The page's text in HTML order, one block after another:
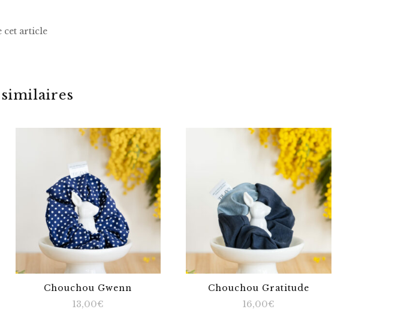
cet article
Chouchou Gwenn
13,00€
Chouchou Gratitude
16,00€